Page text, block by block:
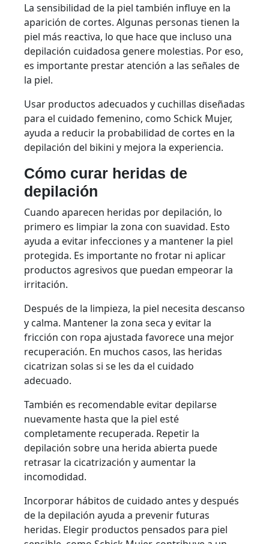
La sensibilidad de la piel también influye en la
aparición de cortes. Algunas personas tienen la
piel más reactiva, lo que hace que incluso una
depilación cuidadosa genere molestias. Por eso,
es importante prestar atención a las señales de
la piel.
Usar productos adecuados y cuchillas diseñadas
para el cuidado femenino, como Schick Mujer,
ayuda a reducir la probabilidad de cortes en la
depilación del bikini y mejora la experiencia.
Cómo curar heridas de
depilación
Cuando aparecen heridas por depilación, lo
primero es limpiar la zona con suavidad. Esto
ayuda a evitar infecciones y a mantener la piel
protegida. Es importante no frotar ni aplicar
productos agresivos que puedan empeorar la
irritación.
Después de la limpieza, la piel necesita descanso
y calma. Mantener la zona seca y evitar la
fricción con ropa ajustada favorece una mejor
recuperación. En muchos casos, las heridas
cicatrizan solas si se les da el cuidado
adecuado.
También es recomendable evitar depilarse
nuevamente hasta que la piel esté
completamente recuperada. Repetir la
depilación sobre una herida abierta puede
retrasar la cicatrización y aumentar la
incomodidad.
Incorporar hábitos de cuidado antes y después
de la depilación ayuda a prevenir futuras
heridas. Elegir productos pensados para piel